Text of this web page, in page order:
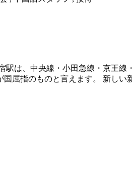
は、中央線・小田急線・京王
屈指のものと言えます。 新し